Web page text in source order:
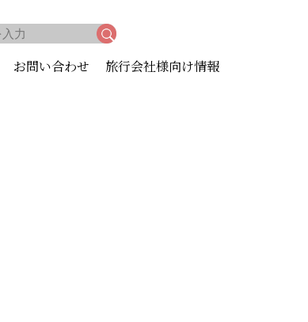
お問い合わせ 旅行会社様向け情報